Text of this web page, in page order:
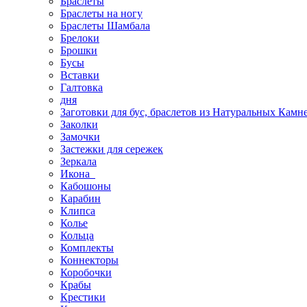
Браслеты на ногу
Браслеты Шамбала
Брелоки
Брошки
Бусы
Вставки
Галтовка
дня
Заготовки для бус, браслетов из Натуральных
Заколки
Замочки
Застежки для сережек
Зеркала
Икона
Кабошоны
Карабин
Клипса
Колье
Кольца
Комплекты
Коннекторы
Коробочки
Крабы
Крестики